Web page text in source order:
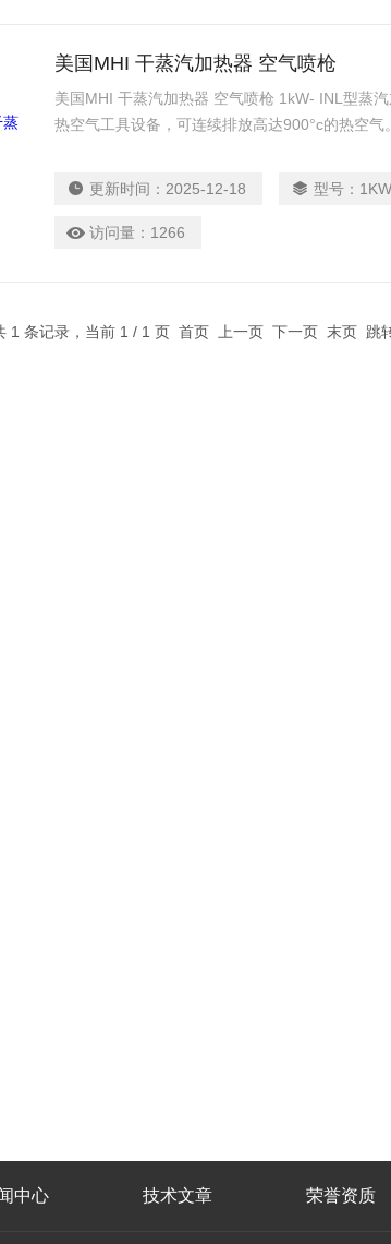
美国MHI 干蒸汽加热器 空气喷枪
美国MHI 干蒸汽加热器 空气喷枪 1kW- INL型蒸
热空气工具设备，可连续排放高达900°c的热空
更新时间： 2025-12-18 型号：
访问量： 1266
1 条记录，当前 1 / 1 页 首页 上一页 下一页 末页 跳
中心 技术文章 荣誉资质